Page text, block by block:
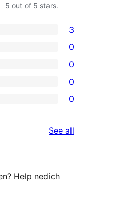
5 out of 5 stars.
3
0
0
0
0
See all
Help nedich